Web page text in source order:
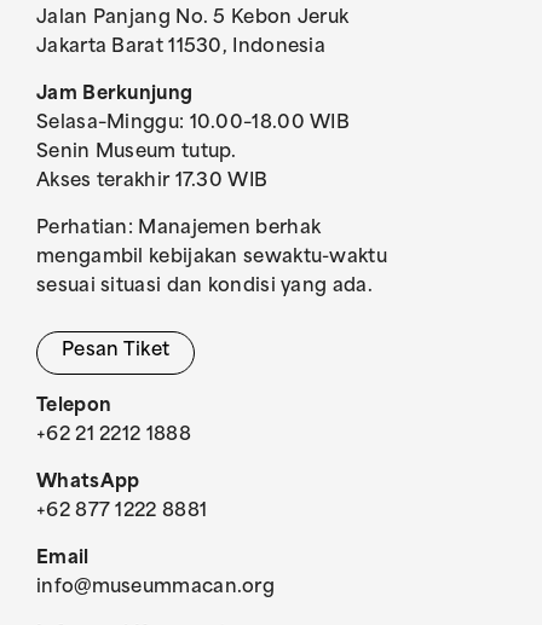
Jalan Panjang No. 5 Kebon Jeruk
Jakarta Barat 11530, Indonesia
Jam Berkunjung
Selasa–Minggu: 10.00–18.00 WIB
Senin Museum tutup.
Akses terakhir 17.30 WIB
Perhatian: Manajemen berhak
mengambil kebijakan sewaktu-waktu
sesuai situasi dan kondisi yang ada.
Pesan Tiket
Telepon
+62 21 2212 1888
WhatsApp
+62 877 1222 8881
Email
info@museummacan.org